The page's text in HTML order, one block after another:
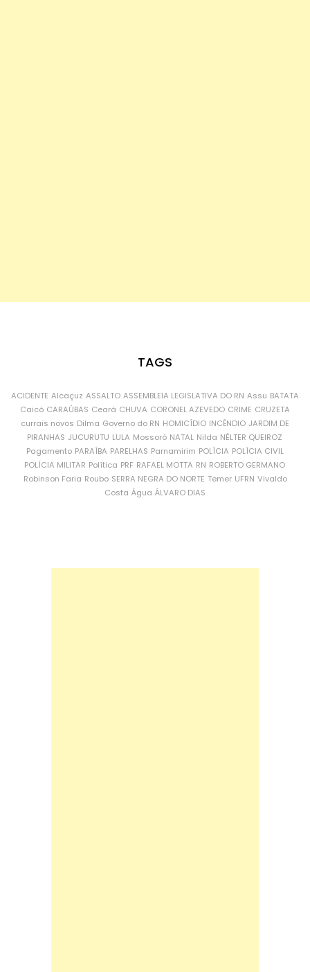
TAGS
ACIDENTE Alcaçuz ASSALTO ASSEMBLEIA LEGISLATIVA DO RN Assu BATATA
Caicó CARAÚBAS Ceará CHUVA CORONEL AZEVEDO CRIME CRUZETA
currais novos Dilma Governo do RN HOMICÍDIO INCÊNDIO JARDIM DE
PIRANHAS JUCURUTU LULA Mossoró NATAL Nilda NÉLTER QUEIROZ
Pagamento PARAÍBA PARELHAS Parnamirim POLÍCIA POLÍCIA CIVIL
POLÍCIA MILITAR Política PRF RAFAEL MOTTA RN ROBERTO GERMANO
Robinson Faria Roubo SERRA NEGRA DO NORTE Temer UFRN Vivaldo
Costa Água ÁLVARO DIAS